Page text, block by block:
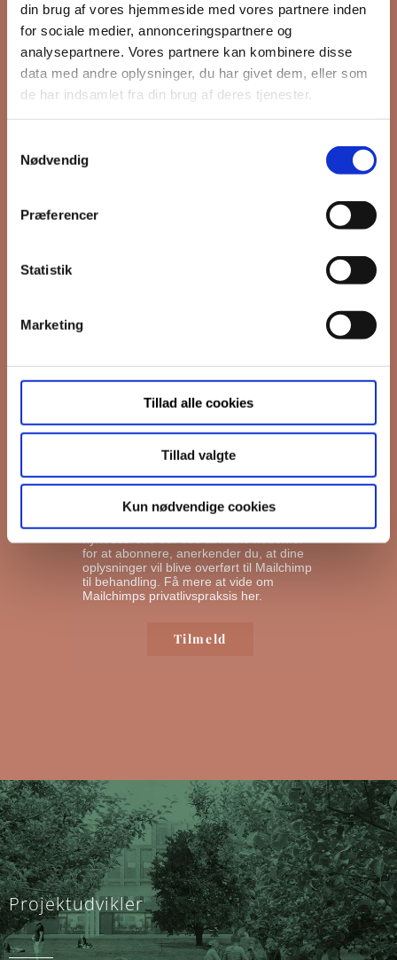
din brug af vores hjemmeside med vores partnere inden
for sociale medier, annonceringspartnere og
analysepartnere. Vores partnere kan kombinere disse
data med andre oplysninger, du har givet dem, eller som
de har indsamlet fra din brug af deres tjenester.
Nødvendig
Præferencer
Statistik
Marketing
Tillad alle cookies
Tillad valgte
Kun nødvendige cookies
*
Fornavn
Markedsføringstilladelse
at kontakte dig i forbindelse med
det, skal du bekræfte, at vi gerne må
sende dig emails.
Du kan læse vores
privatlivspolitik her.
I må gerne sende mig emails
Vi bruger Mailchimp til at sende
for at abonnere, anerkender du, at dine
oplysninger vil blive overført til Mailchimp
til behandling. Få mere at vide om
Mailchimps privatlivspraksis her.
Projektudvikler